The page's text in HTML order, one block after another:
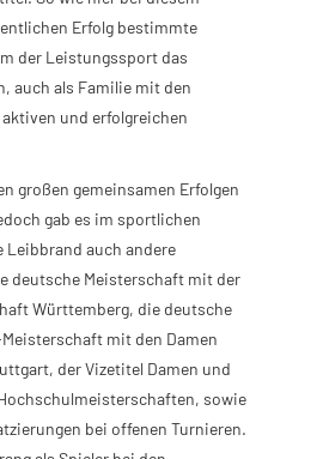
Erfolg bestimmte
der Leistungssport das
auch als Familie mit den
und erfolgreichen
großen gemeinsamen Erfolgen
gab es im sportlichen
Leibbrand auch andere
deutsche Meisterschaft mit der
Württemberg, die deutsche
mit den Damen
der Vizetitel Damen und
sowie
bei offenen Turnieren.